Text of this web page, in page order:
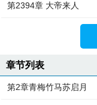
第2394章 大帝来人
章节列表
第2章青梅竹马苏启月